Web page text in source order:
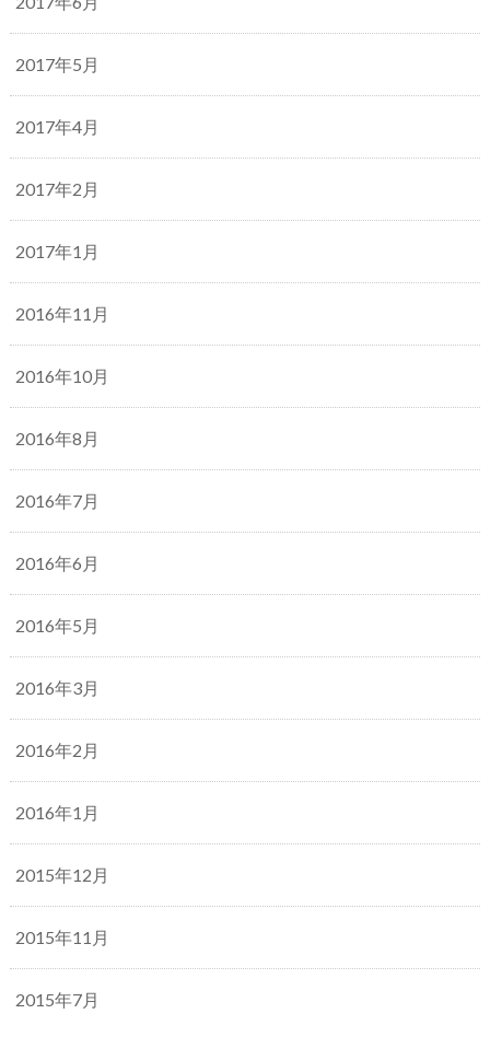
2017年5月
2017年4月
2017年2月
2017年1月
2016年11月
2016年10月
2016年8月
2016年7月
2016年6月
2016年5月
2016年3月
2016年2月
2016年1月
2015年12月
2015年11月
2015年7月